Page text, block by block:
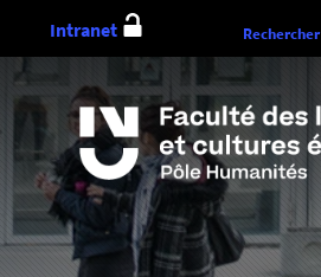
au
Intranet Rechercher